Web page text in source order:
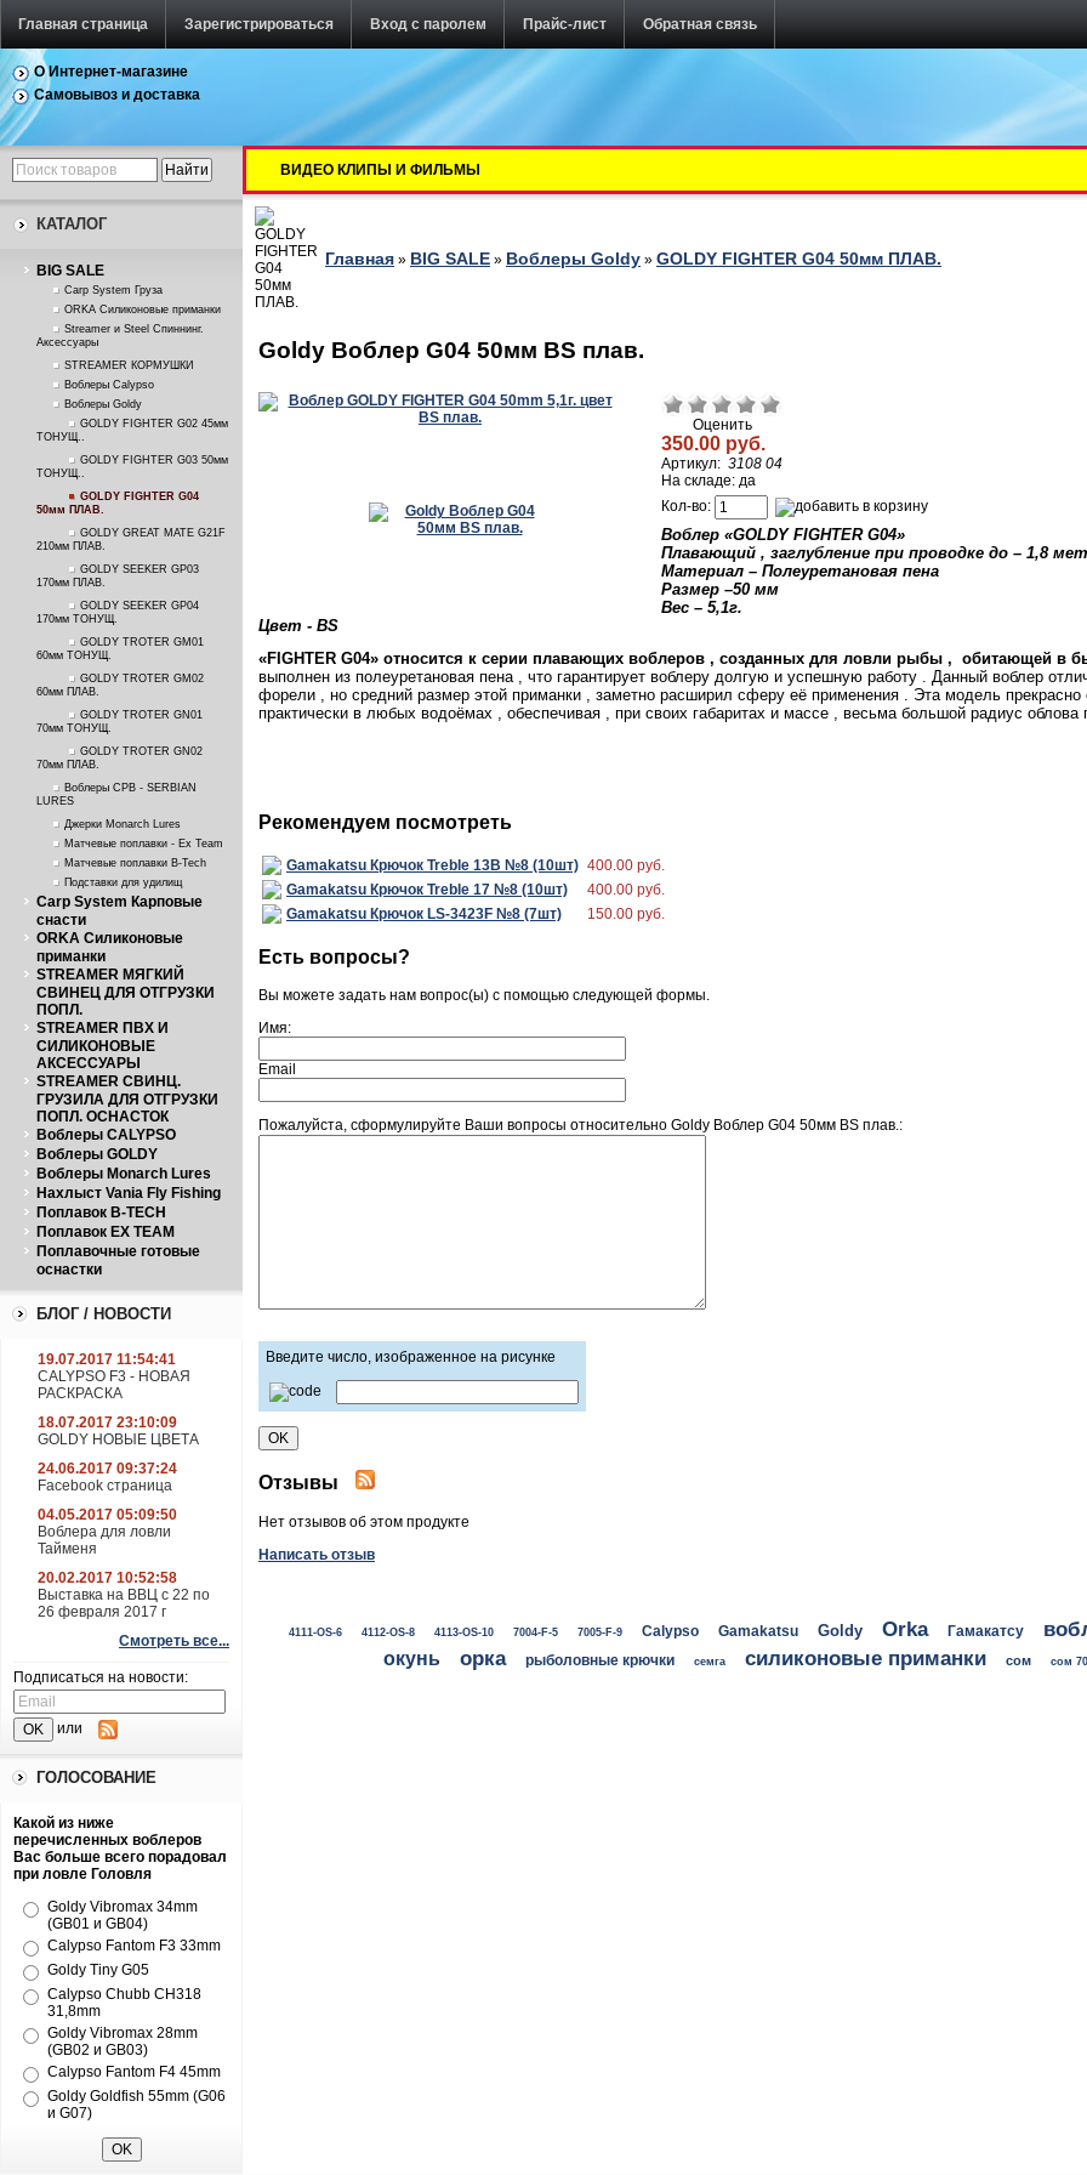
Главная страница Зарегистрироваться Вход с паролем Прайс-лист Обратная связь
О Интернет-магазине
Самовывоз и доставка
КАТАЛОГ
BIG SALE
Carp System Груза
ORKA Силиконовые приманки
Streamer и Steel Спиннинг.
Аксессуары
STREAMER КОРМУШКИ
Воблеры Calypso
Воблеры Goldy
GOLDY FIGHTER G02 45мм
ТОНУЩ..
GOLDY FIGHTER G03 50мм
ТОНУЩ..
GOLDY FIGHTER G04
50мм ПЛАВ.
GOLDY GREAT MATE G21F
210мм ПЛАВ.
GOLDY SEEKER GP03
170мм ПЛАВ.
GOLDY SEEKER GP04
170мм ТОНУЩ.
GOLDY TROTER GM01
60мм ТОНУЩ.
GOLDY TROTER GM02
60мм ПЛАВ.
GOLDY TROTER GN01
70мм ТОНУЩ.
GOLDY TROTER GN02
70мм ПЛАВ.
Воблеры СРВ - SERBIAN
LURES
Джерки Monarch Lures
Матчевые поплавки - Ex Team
Матчевые поплавки B-Tech
Подставки для удилищ
Carp System Карповые
снасти
ORKA Силиконовые
приманки
STREAMER МЯГКИЙ
СВИНЕЦ ДЛЯ ОТГРУЗКИ
ПОПЛ.
STREAMER ПВХ И
СИЛИКОНОВЫЕ
АКСЕССУАРЫ
STREAMER СВИНЦ.
ГРУЗИЛА ДЛЯ ОТГРУЗКИ
ПОПЛ. ОСНАСТОК
Воблеры CALYPSO
Воблеры GOLDY
Воблеры Monarch Lures
Нахлыст Vania Fly Fishing
Поплавок B-TECH
Поплавок EX TEAM
Поплавочные готовые
оснастки
БЛОГ / НОВОСТИ
19.07.2017 11:54:41
CALYPSO F3 - НОВАЯ
РАСКРАСКА
18.07.2017 23:10:09
GOLDY НОВЫЕ ЦВЕТА
24.06.2017 09:37:24
Facebook страница
04.05.2017 05:09:50
Воблера для ловли
Тайменя
20.02.2017 10:52:58
Выставка на ВВЦ с 22 по
26 февраля 2017 г
Смотреть все...
Подписаться на новости:
или
ГОЛОСОВАНИЕ
Какой из ниже
перечисленных воблеров
Вас больше всего порадовал
при ловле Головля
Goldy Vibromax 34mm
(GB01 и GB04)
Calypso Fantom F3 33mm
Goldy Tiny G05
Calypso Chubb CH318
31,8mm
Goldy Vibromax 28mm
(GB02 и GB03)
Calypso Fantom F4 45mm
Goldy Goldfish 55mm (G06
и G07)
ВИДЕО КЛИПЫ И ФИЛЬМЫ
Главная » BIG SALE » Воблеры Goldy » GOLDY FIGHTER G04 50мм ПЛАВ.
Goldy Воблер G04 50мм BS плав.
Оценить
350.00 руб.
Артикул: 3108 04
На складе: да
Кол-во:
Воблер «GOLDY FIGHTER G04»
Плавающий , заглубление при проводке до – 1,8
Материал – Полеуретановая пена
Размер –50 мм
Вес – 5,1г.
Цвет - BS
«FIGHTER G04» относится к серии плавающих воблеров , созданных для ловли рыбы , обитающей в
выполнен из полеуретановая пена , что гарантирует воблеру долгую и успешную работу . Данный воблер
форели , но средний размер этой приманки , заметно расширил сферу её применения . Эта модель
практически в любых водоёмах , обеспечивая , при своих габаритах и массе , весьма большой радиус облова
Рекомендуем посмотреть
Gamakatsu Крючок Treble 13B №8 (10шт) 400.00 руб.
Gamakatsu Крючок Treble 17 №8 (10шт)
400.00 руб.
Gamakatsu Крючок LS-3423F №8 (7шт)
150.00 руб.
Есть вопросы?
Вы можете задать нам вопрос(ы) с помощью следующей формы.
Имя:
Email
Пожалуйста, сформулируйте Ваши вопросы относительно Goldy Воблер G04 50мм BS плав.:
Введите число, изображенное на рисунке
Отзывы
Нет отзывов об этом продукте
Написать отзыв
4111-OS-6 4112-OS-8 4113-OS-10 7004-F-5 7005-F-9 Calypso Gamakatsu Goldy Orka Гамакатсу
окунь орка рыболовные крючки семга силиконовые приманки сом сом